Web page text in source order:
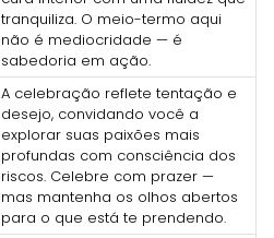
tranquiliza. O meio-termo aqui
não é mediocridade — é
sabedoria em ação.
A celebração reflete tentação e
desejo, convidando você a
explorar suas paixões mais
profundas com consciência dos
riscos. Celebre com prazer —
mas mantenha os olhos abertos
para o que está te prendendo.